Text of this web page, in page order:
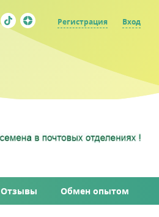
Регистрация Вход
Отзывы Обмен опытом